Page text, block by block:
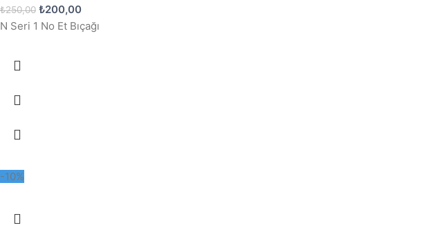
₺250,00 ₺200,00
N Seri 1 No Et Bıçağı
-10%